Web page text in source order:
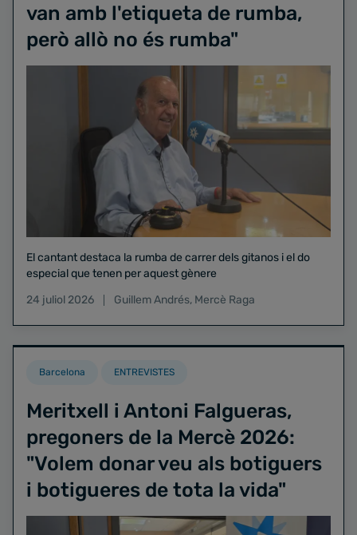
van amb l'etiqueta de rumba,
però allò no és rumba"
El cantant destaca la rumba de carrer dels gitanos i el do
especial que tenen per aquest gènere
24 juliol 2026
Guillem Andrés, Mercè Raga
Barcelona ENTREVISTES
Meritxell i Antoni Falgueras,
pregoners de la Mercè 2026:
"Volem donar veu als botiguers
i botigueres de tota la vida"